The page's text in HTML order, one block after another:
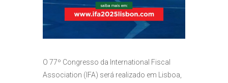
O 77º Congresso da International Fiscal
Association (IFA) será realizado em Lisboa,